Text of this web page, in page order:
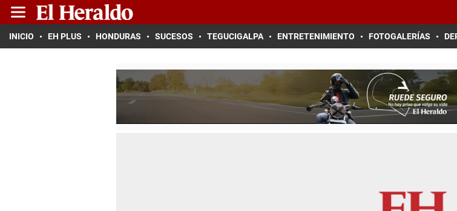
INICIO EH PLUS HONDURAS SUCESOS TEGUCIGALPA ENTRETENIMIENTO FOTOGALERÍAS